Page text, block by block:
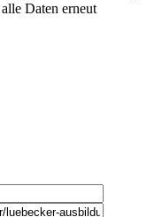
Daten erneut